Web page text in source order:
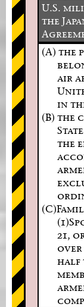
U.S.
the
(A) the
air
in
(B) the
the
21,
over
half